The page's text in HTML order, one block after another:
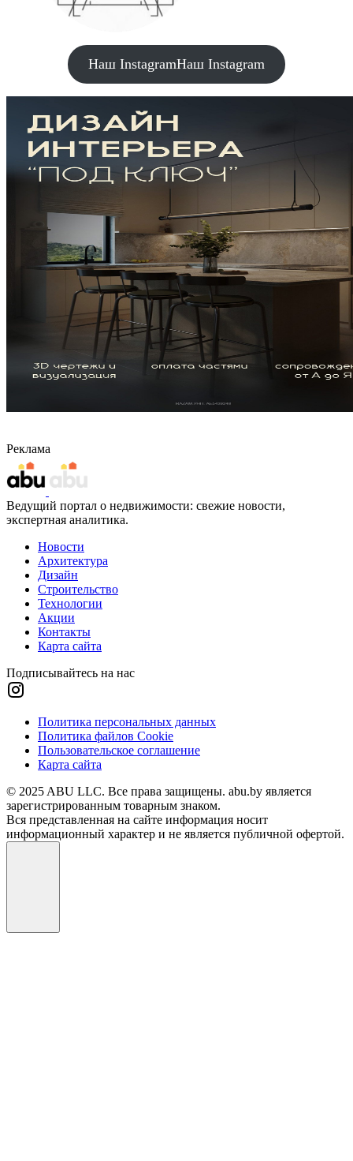
Наш InstagramНаш Instagram
Реклама
Ведущий портал о недвижимости: свежие новости,
экспертная аналитика.
Новости
Архитектура
Дизайн
Строительство
Технологии
Акции
Контакты
Карта сайта
Подписывайтесь на нас
Политика персональных данных
Политика файлов Cookie
Пользовательское соглашение
Карта сайта
© 2025 ABU LLC. Все права защищены. abu.by является
зарегистрированным товарным знаком.
Вся представленная на сайте информация носит
информационный характер и не является публичной офертой.